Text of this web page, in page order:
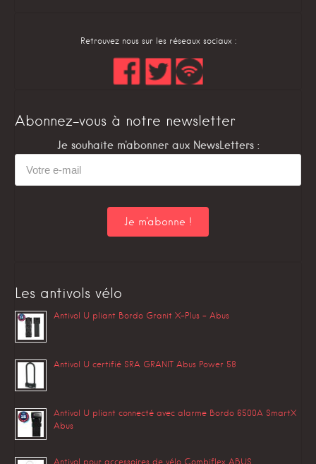
Retrouvez nous sur les réseaux sociaux :
Abonnez-vous à notre newsletter
Je souhaite m'abonner aux NewsLetters :
Les antivols vélo
Antivol U pliant Bordo Granit X-Plus – Abus
Antivol U certifié SRA GRANIT Abus Power 58
Antivol U pliant connecté avec alarme Bordo 6500A SmartX
Abus
Antivol pour accessoires de vélo Combiflex ABUS